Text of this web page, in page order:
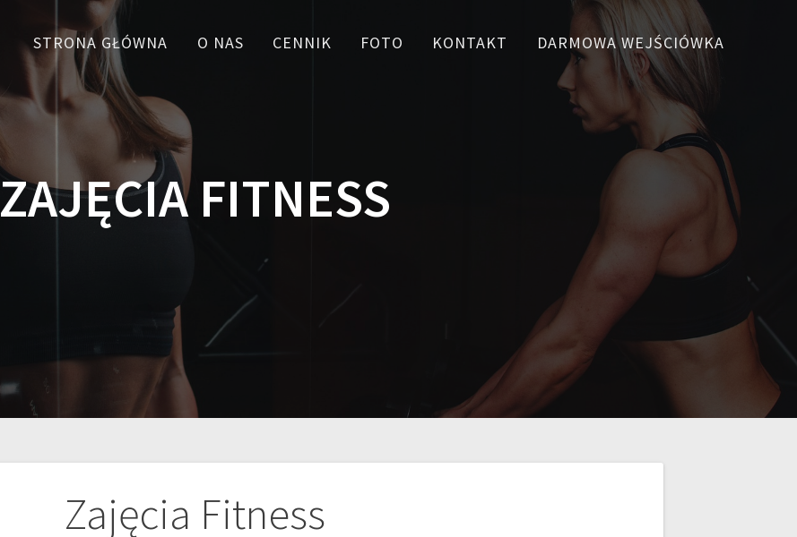
STRONA GŁÓWNA O NAS CENNIK FOTO KONTAKT DARMOWA WEJŚCIÓWKA
ZAJĘCIA FITNESS
Zajęcia Fitness